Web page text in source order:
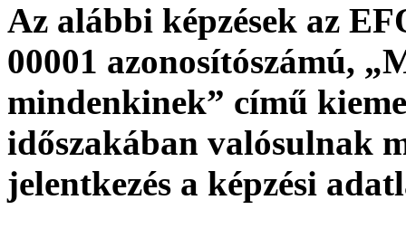
Az alábbi képzések az
00001 azonosítószámú,
mindenkinek” című
időszakában valósulnak
jelentkezés a képzési